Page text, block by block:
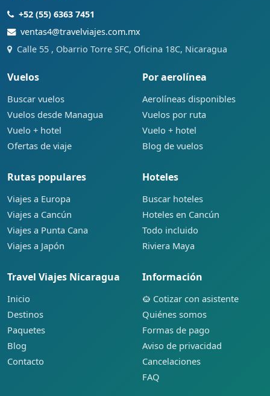
+52 (55) 6363 7451
ventas4@travelviajes.com.mx
Calle 55 , Obarrio Torre SFC, Oficina 18C, Nicaragua
Vuelos
Buscar vuelos
Vuelos desde Managua
Vuelo + hotel
Ofertas de viaje
Por aerolínea
Aerolíneas disponibles
Vuelos por ruta
Vuelo + hotel
Blog de vuelos
Rutas populares
Viajes a Europa
Viajes a Cancún
Viajes a Punta Cana
Viajes a Japón
Hoteles
Buscar hoteles
Hoteles en Cancún
Todo incluido
Riviera Maya
Travel Viajes Nicaragua
Inicio
Destinos
Paquetes
Blog
Contacto
Información
Cotizar con asistente
Quiénes somos
Formas de pago
Aviso de privacidad
Cancelaciones
FAQ